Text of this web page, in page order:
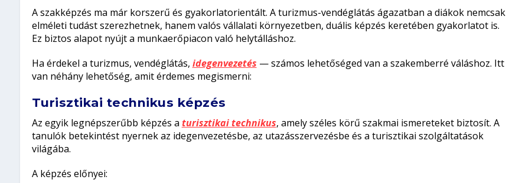
A szakképzés ma már korszerű és gyakorlatorientált. A turizmus-vendéglátás ágazatban a diákok nemcsak
elméleti tudást szerezhetnek, hanem valós vállalati környezetben, duális képzés keretében gyakorlatot is.
Ez biztos alapot nyújt a munkaerőpiacon való helytálláshoz.
Ha érdekel a turizmus, vendéglátás, idegenvezetés — számos lehetőséged van a szakemberré váláshoz. Itt
van néhány lehetőség, amit érdemes megismerni:
Turisztikai technikus képzés
Az egyik legnépszerűbb képzés a turisztikai technikus, amely széles körű szakmai ismereteket biztosít. A
tanulók betekintést nyernek az idegenvezetésbe, az utazásszervezésbe és a turisztikai szolgáltatások
világába.
A képzés előnyei: